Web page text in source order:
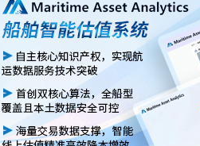
寻船：舟山-上海 石子 5000 装卸快
出售机制沙和石子
5000T石子 舟山到上海
5000T煤渣 威海石岛到广州九江
5000T 水泥管桩 珠海到洋浦